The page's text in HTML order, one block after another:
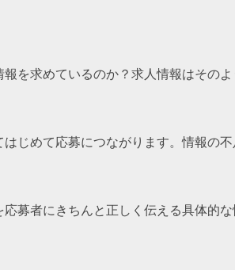
を求めているのか？求人情報はその
じめて応募につながります。情報の
募者にきちんと正しく伝える具体的